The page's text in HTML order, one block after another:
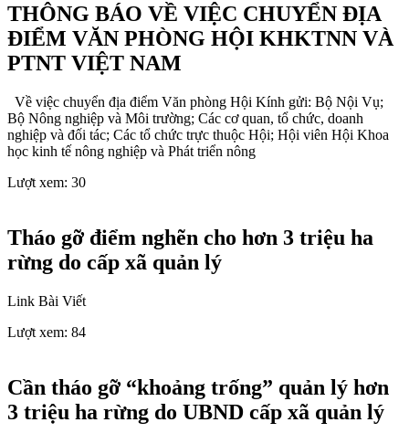
THÔNG BÁO VỀ VIỆC CHUYỂN ĐỊA
ĐIỂM VĂN PHÒNG HỘI KHKTNN VÀ
PTNT VIỆT NAM
Về việc chuyển địa điểm Văn phòng Hội Kính gửi: Bộ Nội Vụ;
Bộ Nông nghiệp và Môi trường; Các cơ quan, tổ chức, doanh
nghiệp và đối tác; Các tổ chức trực thuộc Hội; Hội viên Hội Khoa
học kinh tế nông nghiệp và Phát triển nông
Lượt xem: 30
Tháo gỡ điểm nghẽn cho hơn 3 triệu ha
rừng do cấp xã quản lý
Link Bài Viết
Lượt xem: 84
Cần tháo gỡ “khoảng trống” quản lý hơn
3 triệu ha rừng do UBND cấp xã quản lý